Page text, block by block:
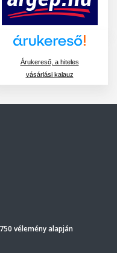
Árukereső, a hiteles
vásárlási kalauz
vélemény alapján